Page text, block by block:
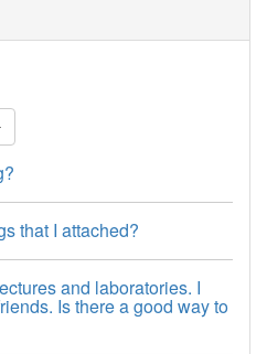
that I attached?
and laboratories. I
Is there a good way to